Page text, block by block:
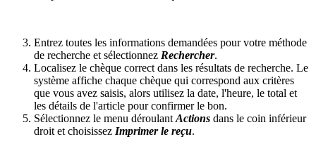
Entrez toutes les informations demandées pour votre méthode
de recherche et sélectionnez Rechercher.
Localisez le chèque correct dans les résultats de recherche. Le
système affiche chaque chèque qui correspond aux critères
que vous avez saisis, alors utilisez la date, l'heure, le total et
les détails de l'article pour confirmer le bon.
Sélectionnez le menu déroulant Actions dans le coin inférieur
droit et choisissez Imprimer le reçu.